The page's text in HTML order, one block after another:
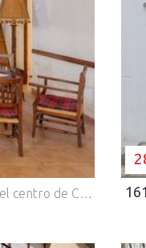
Lucas Fox presenta esta propiedad hotelera situada en el centro de Caldes de Malavella, una de las poblaciones mejor comunicadas de La Selva, cerca de Girona, la Costa Brava y Camiral Golf & Wellness. Con más de un siglo de historia, el hostal ha permanecido en funcionamiento como negocio familiar, conservando su identidad local y su larga trayectoria vinculada a la hospitalidad. El modelo actual ha priorizado la continuidad y el trato cercano por encima de una optimización comercial plena, lo que ofrece un claro potencial para que un nuevo propietario modernice y reposicione el activo. El edificio cuenta con más de 1.000 m² distribuidos en cuatro plantas, con 33 habitaciones, todas ellas con baño privado, además de cinco estancias adicionales actualmente destinadas a almacén. Estos espacios pueden mantenerse como zonas de apoyo operativo o, sujeto a las autorizaciones correspondientes, integrarse en habitaciones contiguas para mejorar su distribución y confort. La planta baja dispone de cocina completamente equipada, despacho, sala de desayunos, salón polivalente, jardín y terraza de verano. La propiedad incluye también aparcamiento para huéspedes, zona de juegos infantiles, aseos exteriores, lavandería, salas de máquinas y un amplio garaje con doble acceso. Entre sus instalaciones adicionales se incluyen calefacción de gas con dos calderas, suministro de agua de red, pozo declarado y un generador eléctrico auxiliar de gran capacidad. El principal atractivo de la propiedad reside en su potencial de reforma y reposicionamiento. Su escala, ubicación céntrica, espacios exteriores y uso hotelero consolidado ofrecen una base sólida para mejorar la experiencia del huésped, optimizar tarifas y reforzar el valor del activo a largo plazo. Aunque el establecimiento lleva más de un siglo en funcionamiento y es ampliamente conocido a nivel local, actualmente no está adaptado a los requisitos de licencia exigidos por la normativa vigente. La realización de las correspondientes obras de adecuación permitiría a un futuro propietario regularizar la actividad y reposicionar la propiedad conforme a los estándares actuales del sector hotelero. Comercializado por Dils Lucas Fox (Lucas Trading, S.L. con CIF B64125438), actuando como intermediario inmobiliario. La información facilitada es meramente informativa, basada en datos proporcionados por la propiedad, y puede estar sujeta a modificaciones. No constituye oferta contractual. 161